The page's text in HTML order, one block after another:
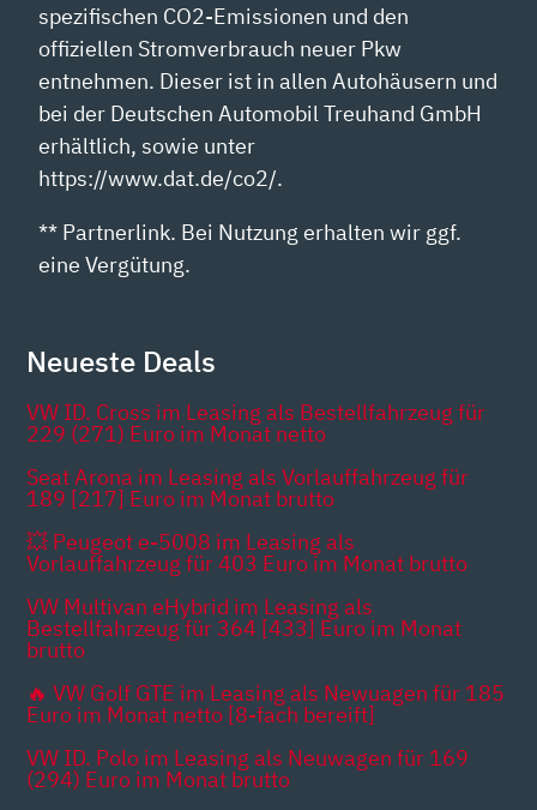
spezifischen CO2-Emissionen und den
offiziellen Stromverbrauch neuer Pkw
entnehmen. Dieser ist in allen Autohäusern und
bei der Deutschen Automobil Treuhand GmbH
erhältlich, sowie unter
https://www.dat.de/co2/.
** Partnerlink. Bei Nutzung erhalten wir ggf.
eine Vergütung.
Neueste Deals
VW ID. Cross im Leasing als Bestellfahrzeug für
229 (271) Euro im Monat netto
Seat Arona im Leasing als Vorlauffahrzeug für
189 [217] Euro im Monat brutto
💥 Peugeot e-5008 im Leasing als
Vorlauffahrzeug für 403 Euro im Monat brutto
VW Multivan eHybrid im Leasing als
Bestellfahrzeug für 364 [433] Euro im Monat
brutto
🔥 VW Golf GTE im Leasing als Newuagen für 185
Euro im Monat netto [8-fach bereift]
VW ID. Polo im Leasing als Neuwagen für 169
(294) Euro im Monat brutto